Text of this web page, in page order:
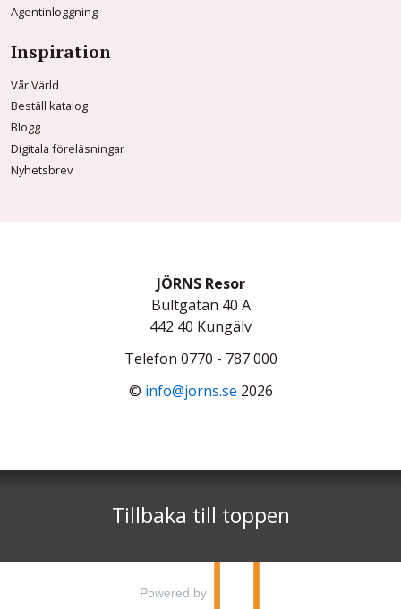
Agentinloggning
Inspiration
Vår Värld
Beställ katalog
Blogg
Digitala föreläsningar
Nyhetsbrev
JÖRNS Resor
Bultgatan 40 A
442 40 Kungälv
Telefon 0770 - 787 000
© info@jorns.se 2026
Tillbaka till toppen
Powered by